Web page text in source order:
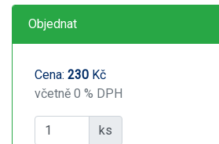
Objednat
Cena: 230 Kč
včetně 0 % DPH
ks